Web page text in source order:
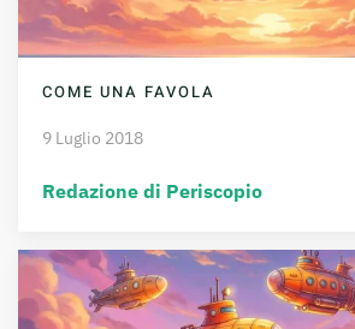
COME UNA FAVOLA
9 Luglio 2018
Redazione di Periscopio